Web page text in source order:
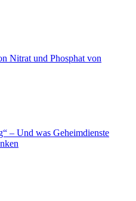
Nitrat und Phosphat von
– Und was Geheimdienste